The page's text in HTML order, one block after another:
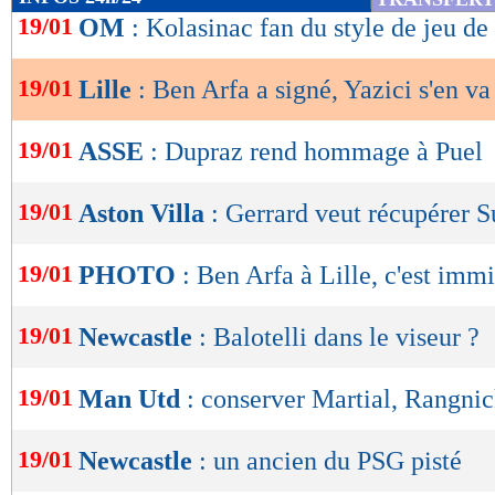
de
OK
19/01 OM : Kolasinac fan du style de jeu
19/01 Lille : Ben Arfa a signé, Yazici s'en
19/01 ASSE : Dupraz rend hommage à Puel
19/01 Aston Villa : Gerrard veut récupérer
19/01 PHOTO : Ben Arfa à Lille, c'est
19/01 Newcastle : Balotelli dans le viseur ?
19/01 Man Utd : conserver Martial,
19/01 Newcastle : un ancien du PSG pisté